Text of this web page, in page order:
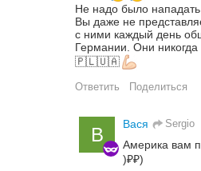
Не надо было
Вы даже не
с ними каждый день
Германии. Они
🇵🇱🇺🇦
Ответить Поделиться
В Вася Sergio
Америка вам
)₽₽)